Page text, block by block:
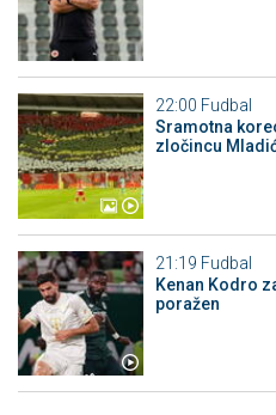
22:00 Fudbal
Sramotna
zločincu
21:19 Fudbal
Kenan Kodro
poražen